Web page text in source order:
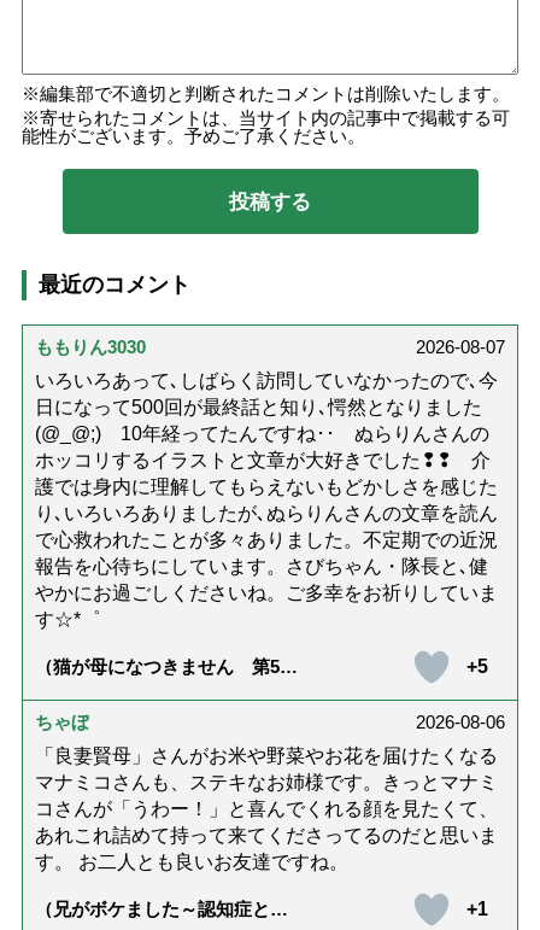
編集部で不適切と判断されたコメントは削除いたします。
寄せられたコメントは、当サイト内の記事中で掲載する可
能性がございます。予めご了承ください。
最近のコメント
ももりん3030
2026-08-07
いろいろあって､しばらく訪問していなかったので､今
日になって500回が最終話と知り､愕然となりました
(@_@;) 10年経ってたんですね･･ ぬらりんさんの
ホッコリするイラストと文章が大好きでした❢❢ 介
護では身内に理解してもらえないもどかしさを感じた
り､いろいろありましたが､ぬらりんさんの文章を読ん
で心救われたことが多々ありました。不定期での近況
報告を心待ちにしています。さびちゃん・隊長と､健
やかにお過ごしくださいね。ご多幸をお祈りしていま
す☆*゜
（猫が母になつきません 第500
+5
ちゃぼ
2026-08-06
「良妻賢母」さんがお米や野菜やお花を届けたくなる
マナミコさんも、ステキなお姉様です。きっとマナミ
コさんが「うわー！」と喜んでくれる顔を見たくて、
あれこれ詰めて持って来てくださってるのだと思いま
す。 お二人とも良いお友達ですね。
（兄がボケました～認知症と介
+1